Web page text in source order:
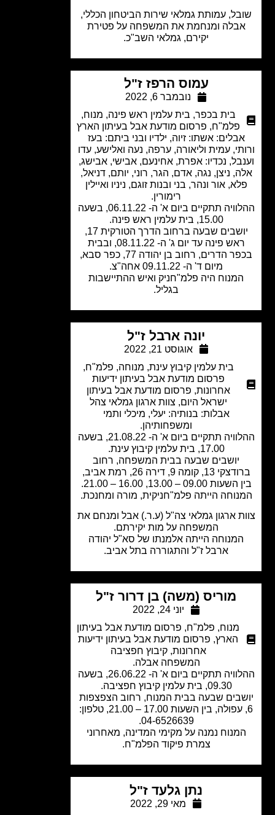
עמותת גמלאי שירות הביטחון הכללי,
ומנחמת את המשפחה על פטירת
יקירם, גמלאי השב"כ.
עמוס הרפז ז"ל
נובמבר 6, 2022
בית בכפר,בית עלמין ראש פינה,מנוח,
פלמ"ח
,פרסום מודעת אבל בעיתון הארץ
אשתו: זיוה, ילדיו ובני ביתם: בעז
עמית וליאורה, ערפה, נעה ואלישע, עדו
נכדיו: אפרת, אחינעם, אבישי, אבישג,
ניצן, נגה, אדם, הגר, רוני, יותם, דניאל,
אור ונהר, בני ובנות זוגם, ניניו ואיילין
ההלוויה תתקיים ביום א' ה- 06.11.22, בשעה
יושבים שבעה ברחוב הדרך הטורקית 17,
ראש פינה עד יום ג' ה- 08.11.22, ובבית
בכפר הדרים, רחוב בן יהודה 77, כפר סבא,
מיום ד' ה- 09.11.22 אחה"צ.
היה פלמ"חניק ואיש ההתיישבות
יונה ארבל ז"ל
אוגוסט 21, 2022
בית עלמין קיבוץ עינת,מנוחה, פלמ"ח,
פרסום מודעת אבל בעיתון ידיעות
אחרונות,פרסום מודעת אבל בעיתון
ישראל היום,צוות ארגון גמלאי צהל
אבלות: בנותיה: יעלי, מיכלי ותמי
ומשפחותיהן.
ההלוויה תתקיים ביום א' ה- 21.08.22, בשעה
יושבים שבעה בבית המשפחה, רחוב
ברודצקי 13, קומה 9, דירה 26, רמת אביב,
09.00 – 13.00, 16.00 – 21.00.
הייתה פלמ"חניקית, מורה ומחנכת.
ארגון גמלאי צה"ל (ע.ר.) אבל ומנחם את
המשפחה על מות יקירתם.
הייתה אלמנתו של סא"ל יהודה
ארבל ז"ל והתגוררה בתל אביב.
מוריס (משה) בן דרור ז"ל
פלמ"ח,פרסום מודעת אבל בעיתון
הארץ
פרסום מודעת אבל בעיתון ידיעות
אחרונות,קיבוץ חפציבה
המשפחה אבלה.
ההלוויה תתקיים ביום א' ה- 26.06.22, בשעה
שבעה בבית המנוח, רחוב הצפצפות
6, עפולה, בין השעות 17.00 – 21.00, טלפון:
04-6526639.
נמנה על מקימי המדינה, מאחרוני
צמרת פיקוד הפלמ"ח.
נתן גלעד ז"ל
מאי 29, 2022